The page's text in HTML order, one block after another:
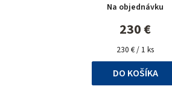
Na objednávku
230 €
Jednotková
cena:
230 € / 1 ks
DO KOŠÍKA